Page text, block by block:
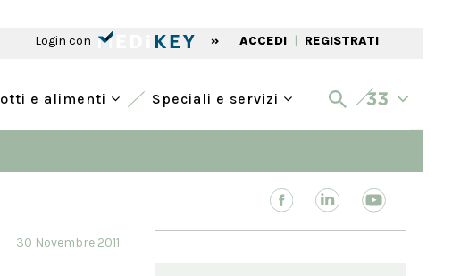
Login con » ACCEDI | REGISTRATI
e alimenti Speciali e servizi
30 Novembre 2011